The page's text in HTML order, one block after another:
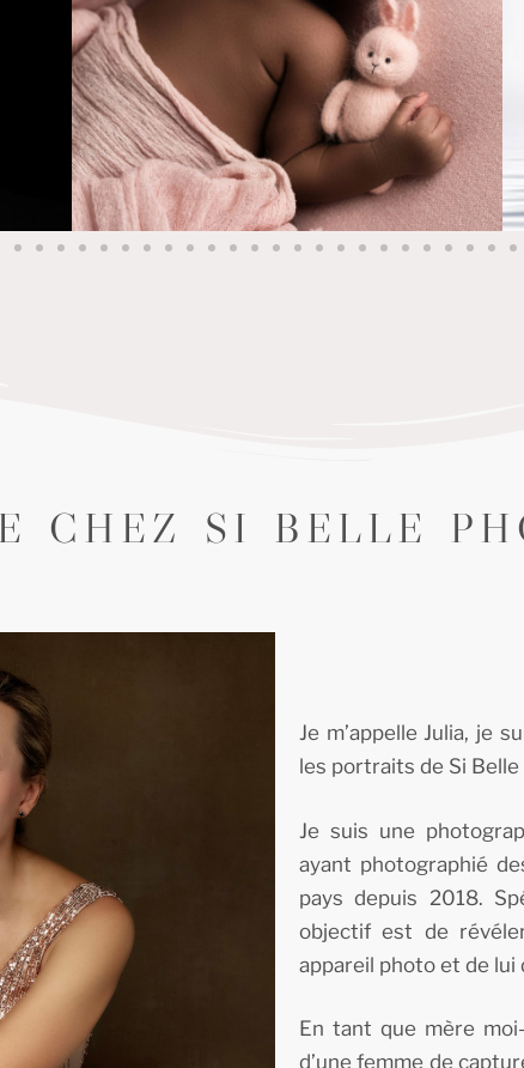
CHEZ SI BELLE
Je m’appelle Julia, je
les portraits de Si
Je suis une
ayant photographié
pays depuis 2018.
objectif est de
appareil photo et de lui
En tant que mère
d’une femme de